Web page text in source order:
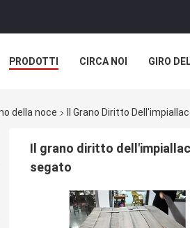
PRODOTTI CIRCA NOI GIRO
della noce Il Grano Diritto
Il grano diritto
segato